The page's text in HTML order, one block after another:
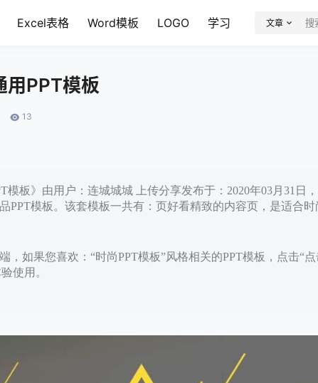
Excel表格 Word模板 LOGO 学习 文章
用PPT模板
13
模板》由用户：连城城城 上传分享发布于：2020年03月31日
PPT模板。该套模板一共有：页好看精致的内容页，是适合时
，如果您喜欢：“时尚PPT模板”风格相关的PPT模板，点击“
使用。